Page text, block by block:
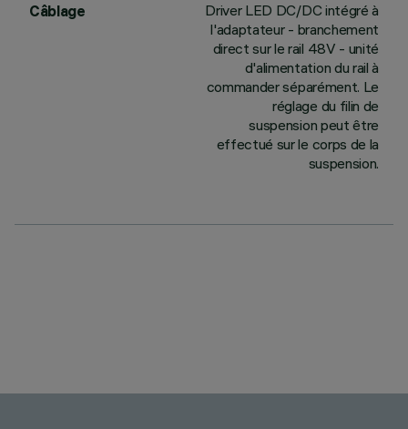
Câblage
Driver LED DC/DC intégré à
l'adaptateur - branchement
direct sur le rail 48V - unité
d'alimentation du rail à
commander séparément. Le
réglage du filin de
suspension peut être
effectué sur le corps de la
suspension.